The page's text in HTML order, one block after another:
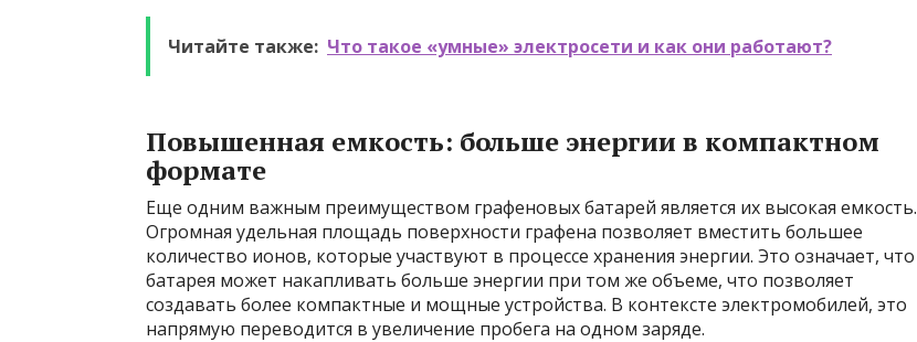
Читайте также: Что такое «умные» электросети и как они работают?
Повышенная емкость: больше энергии в компактном
формате
Еще одним важным преимуществом графеновых батарей является их высокая емкость.
Огромная удельная площадь поверхности графена позволяет вместить большее
количество ионов, которые участвуют в процессе хранения энергии. Это означает, что
батарея может накапливать больше энергии при том же объеме, что позволяет
создавать более компактные и мощные устройства. В контексте электромобилей, это
напрямую переводится в увеличение пробега на одном заряде.